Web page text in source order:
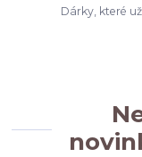
Dárky, které